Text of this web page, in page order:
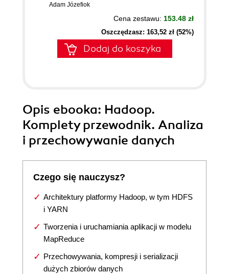
Adam Józefiok
Cena zestawu: 153.48 zł
Oszczędzasz: 163,52 zł (52%)
Dodaj do koszyka
Opis ebooka: Hadoop.
Komplety przewodnik. Analiza
i przechowywanie danych
Czego się nauczysz?
Architektury platformy Hadoop, w tym HDFS
i YARN
Tworzenia i uruchamiania aplikacji w modelu
MapReduce
Przechowywania, kompresji i serializacji
dużych zbiorów danych